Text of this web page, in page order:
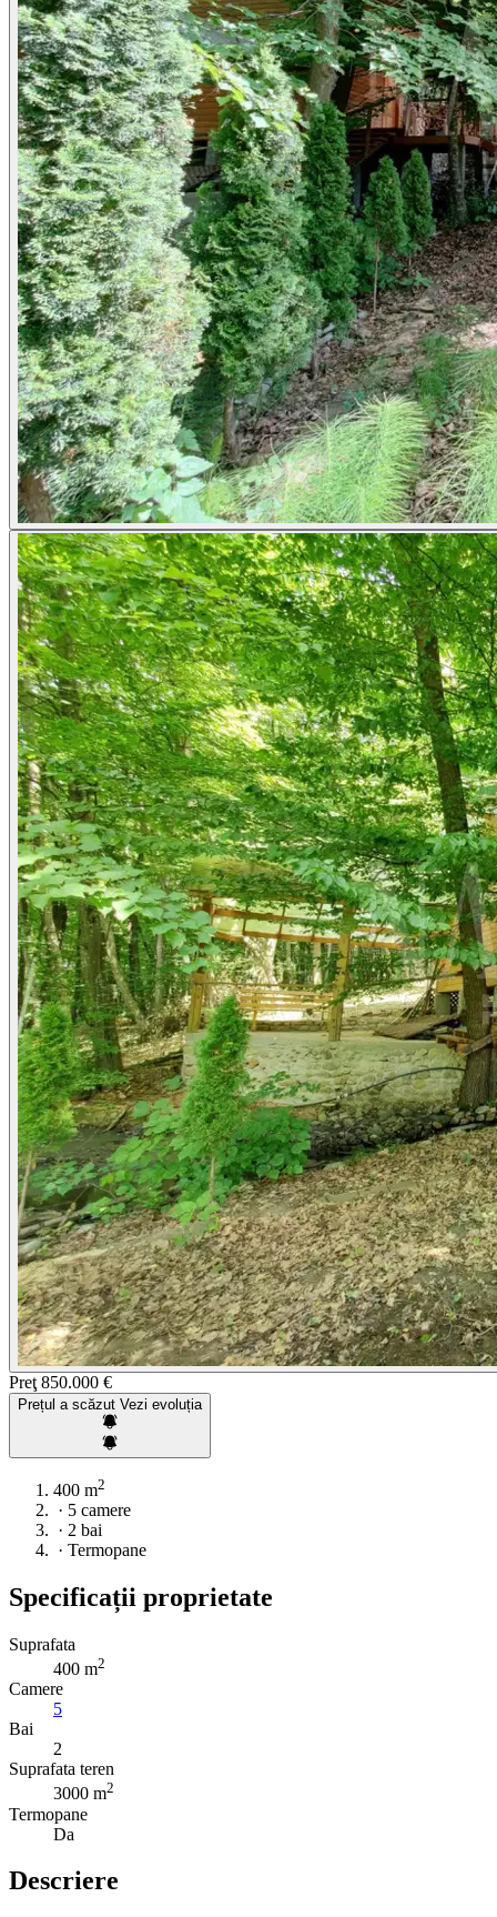
Preţ 850.000 €
Prețul a scăzut Vezi evoluția
400 m2
· 5 camere
· 2 bai
· Termopane
Specificații proprietate
Suprafata
400 m2
Camere
5
Bai
2
Suprafata teren
3000 m2
Termopane
Da
Descriere